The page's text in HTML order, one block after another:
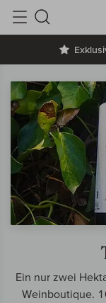
Suche
Ein nur zwei
Weinboutique.